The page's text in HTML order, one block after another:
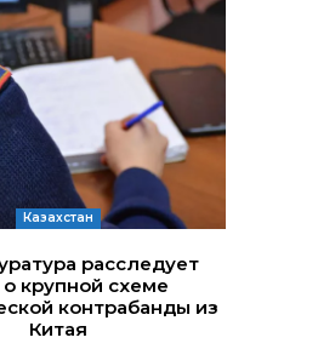
Казахстан
расследует
крупной схеме
контрабанды из
Китая